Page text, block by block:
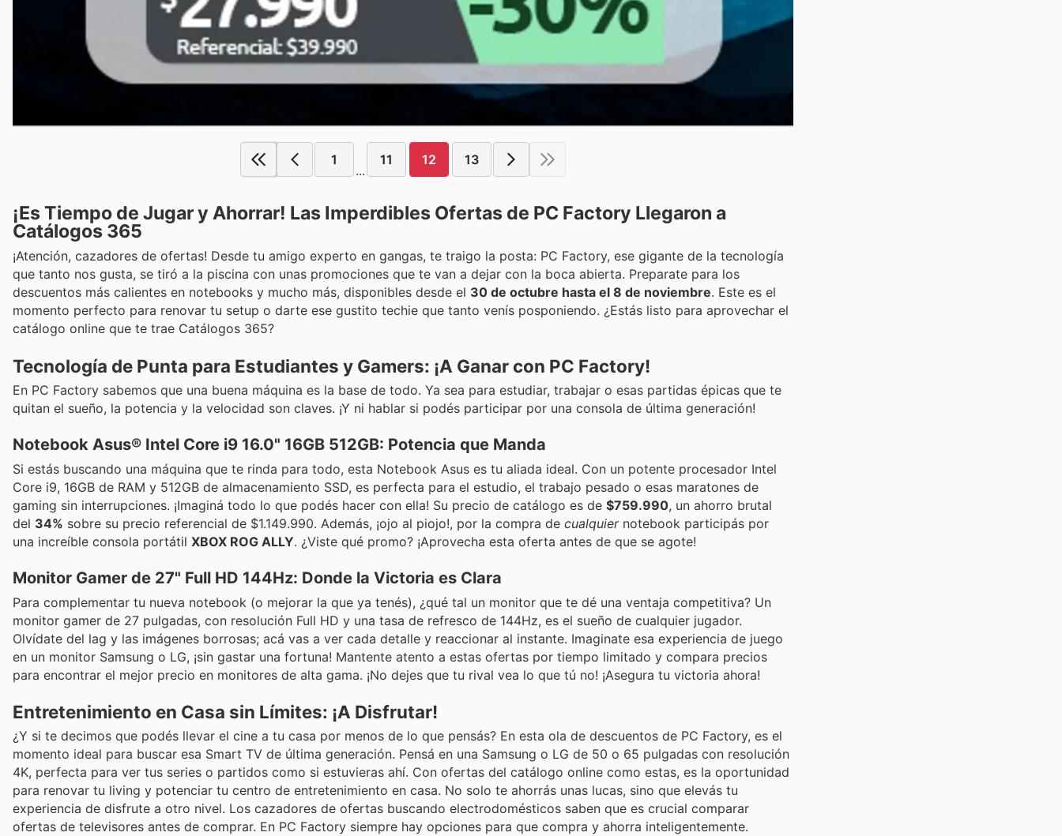
1
...
11 12 13
¡Es Tiempo de Jugar y Ahorrar! Las Imperdibles Ofertas de PC Factory Llegaron a
Catálogos 365
¡Atención, cazadores de ofertas! Desde tu amigo experto en gangas, te traigo la posta: PC Factory, ese gigante de la tecnología
que tanto nos gusta, se tiró a la piscina con unas promociones que te van a dejar con la boca abierta. Preparate para los
descuentos más calientes en notebooks y mucho más, disponibles desde el 30 de octubre hasta el 8 de noviembre. Este es el
momento perfecto para renovar tu setup o darte ese gustito techie que tanto venís posponiendo. ¿Estás listo para aprovechar el
catálogo online que te trae Catálogos 365?
Tecnología de Punta para Estudiantes y Gamers: ¡A Ganar con PC Factory!
En PC Factory sabemos que una buena máquina es la base de todo. Ya sea para estudiar, trabajar o esas partidas épicas que te
quitan el sueño, la potencia y la velocidad son claves. ¡Y ni hablar si podés participar por una consola de última generación!
Notebook Asus® Intel Core i9 16.0" 16GB 512GB: Potencia que Manda
Si estás buscando una máquina que te rinda para todo, esta Notebook Asus es tu aliada ideal. Con un potente procesador Intel
Core i9, 16GB de RAM y 512GB de almacenamiento SSD, es perfecta para el estudio, el trabajo pesado o esas maratones de
gaming sin interrupciones. ¡Imaginá todo lo que podés hacer con ella! Su precio de catálogo es de $759.990, un ahorro brutal
del 34% sobre su precio referencial de $1.149.990. Además, ¡ojo al piojo!, por la compra de cualquiernotebook participás por
una increíble consola portátil XBOX ROG ALLY. ¿Viste qué promo? ¡Aprovecha esta oferta antes de que se agote!
Monitor Gamer de 27" Full HD 144Hz: Donde la Victoria es Clara
Para complementar tu nueva notebook (o mejorar la que ya tenés), ¿qué tal un monitor que te dé una ventaja competitiva? Un
monitor gamer de 27 pulgadas, con resolución Full HD y una tasa de refresco de 144Hz, es el sueño de cualquier jugador.
Olvídate del lag y las imágenes borrosas; acá vas a ver cada detalle y reaccionar al instante. Imaginate esa experiencia de juego
en un monitor Samsung o LG, ¡sin gastar una fortuna! Mantente atento a estas ofertas por tiempo limitado y compara precios
para encontrar el mejor precio en monitores de alta gama. ¡No dejes que tu rival vea lo que tú no! ¡Asegura tu victoria ahora!
Entretenimiento en Casa sin Límites: ¡A Disfrutar!
¿Y si te decimos que podés llevar el cine a tu casa por menos de lo que pensás? En esta ola de descuentos de PC Factory, es el
momento ideal para buscar esa Smart TV de última generación. Pensá en una Samsung o LG de 50 o 65 pulgadas con resolución
4K, perfecta para ver tus series o partidos como si estuvieras ahí. Con ofertas del catálogo online como estas, es la oportunidad
para renovar tu living y potenciar tu centro de entretenimiento en casa. No solo te ahorrás unas lucas, sino que elevás tu
experiencia de disfrute a otro nivel. Los cazadores de ofertas buscando electrodomésticos saben que es crucial comparar
ofertas de televisores antes de comprar. En PC Factory siempre hay opciones para que compra y ahorra inteligentemente.